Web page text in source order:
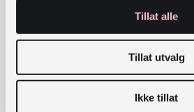
Tillat alle
Tillat utvalg
Ikke tillat